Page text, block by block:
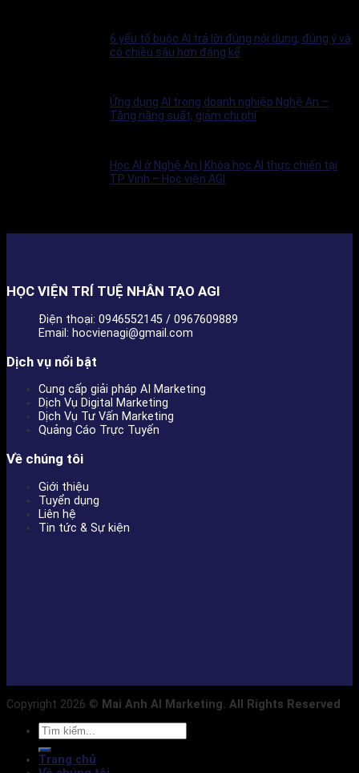
6 yếu tố buộc AI trả lời đúng nội dung, đúng ý và
có chiều sâu hơn đáng kể
Ứng dụng AI trong doanh nghiệp Nghệ An –
Tăng năng suất, giảm chi phí
Học AI ở Nghệ An | Khóa học AI thực chiến tại
TP Vinh – Học viện AGI
HỌC VIỆN TRÍ TUỆ NHÂN TẠO AGI
Điện thoại: 0946552145 / 0967609889
Email: hocvienagi@gmail.com
Dịch vụ nổi bật
Cung cấp giải pháp AI Marketing
Dịch Vụ Digital Marketing
Dịch Vụ Tư Vấn Marketing
Quảng Cáo Trực Tuyến
Về chúng tôi
Giới thiệu
Tuyển dụng
Liên hệ
Tin tức & Sự kiện
Copyright 2026 © Mai Anh AI Marketing. All Rights Reserved
Trang chủ